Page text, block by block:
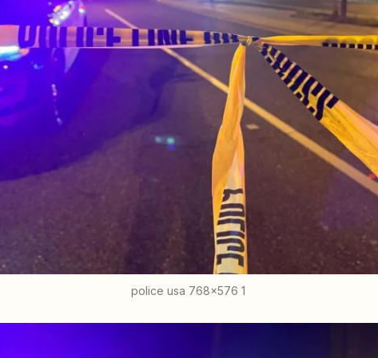
police usa 768x576 1